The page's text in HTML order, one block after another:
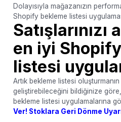
Dolayısıyla mağazanızın
Shopify bekleme listesi
en iyi
listesi
Artık bekleme listesi
geliştirebileceğini bildiğinize
bekleme listesi uygulamalarına
Ver! Stoklara Geri Dönme